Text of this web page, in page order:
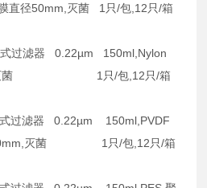
直径50mm,灭菌 1只/包,12只/箱
过滤器 0.22µm 150ml,Nylon
灭菌 1只/包,12只/箱
过滤器 0.22µm 150ml,PVDF
50mm,灭菌 1只/包,12只/箱